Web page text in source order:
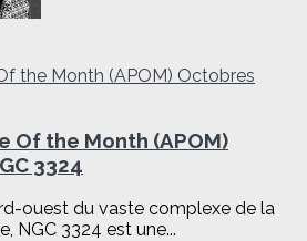
Of the Month (APOM)
3324
ouest du vaste complexe de la
NGC 3324 est une...